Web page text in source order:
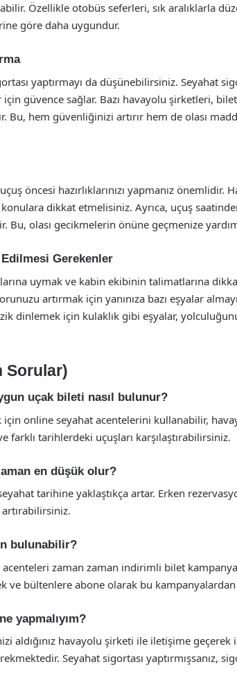
Özellikle otobüs seferleri, sık aralıklarla
göre daha uygundur.
yaptırmayı da düşünebilirsiniz. Seyahat
güvence sağlar. Bazı havayolu şirketleri, bilet
Bu, hem güvenliğinizi artırır hem de olası
öncesi hazırlıklarınızı yapmanız önemlidir.
konulara dikkat etmelisiniz. Ayrıca, uçuş
Bu, olası gecikmelerin önüne geçmenize
Edilmesi Gerekenler
uymak ve kabin ekibinin talimatlarına
artırmak için yanınıza bazı eşyalar
dinlemek için kulaklık gibi eşyalar,
Sorular)
uçak bileti nasıl bulunur?
online seyahat acentelerini kullanabilir,
farklı tarihlerdeki uçuşları karşılaştırabilirsiniz.
en düşük olur?
tarihine yaklaştıkça artar. Erken
bulunabilir?
zaman zaman indirimli bilet
ve bültenlere abone olarak bu
yapmalıyım?
aldığınız havayolu şirketi ile iletişime geçerek
Seyahat sigortası yaptırmışsanız,